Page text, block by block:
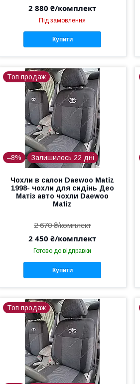
2 880 ₴/комплект
Під замовлення
Купити
Топ продаж
–8% Залишилось 22 дні
Чохли в салон Daewoo Matiz
1998- чохли для сидінь Део
Матіз авто чохли Daewoo
Matiz
2 670 ₴/комплект
2 450 ₴/комплект
Готово до відправки
Купити
Топ продаж